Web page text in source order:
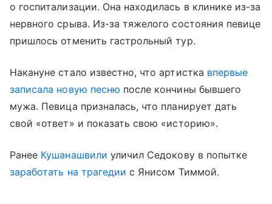
о госпитализации. Она находилась в клинике из-за
нервного срыва. Из-за тяжелого состояния певице
пришлось отменить гастрольный тур.
Накануне стало известно, что артистка впервые
записала новую песню после кончины бывшего
мужа. Певица призналась, что планирует дать
свой «ответ» и показать свою «историю».
Ранее Кушанашвили уличил Седокову в попытке
заработать на трагедии с Янисом Тиммой.